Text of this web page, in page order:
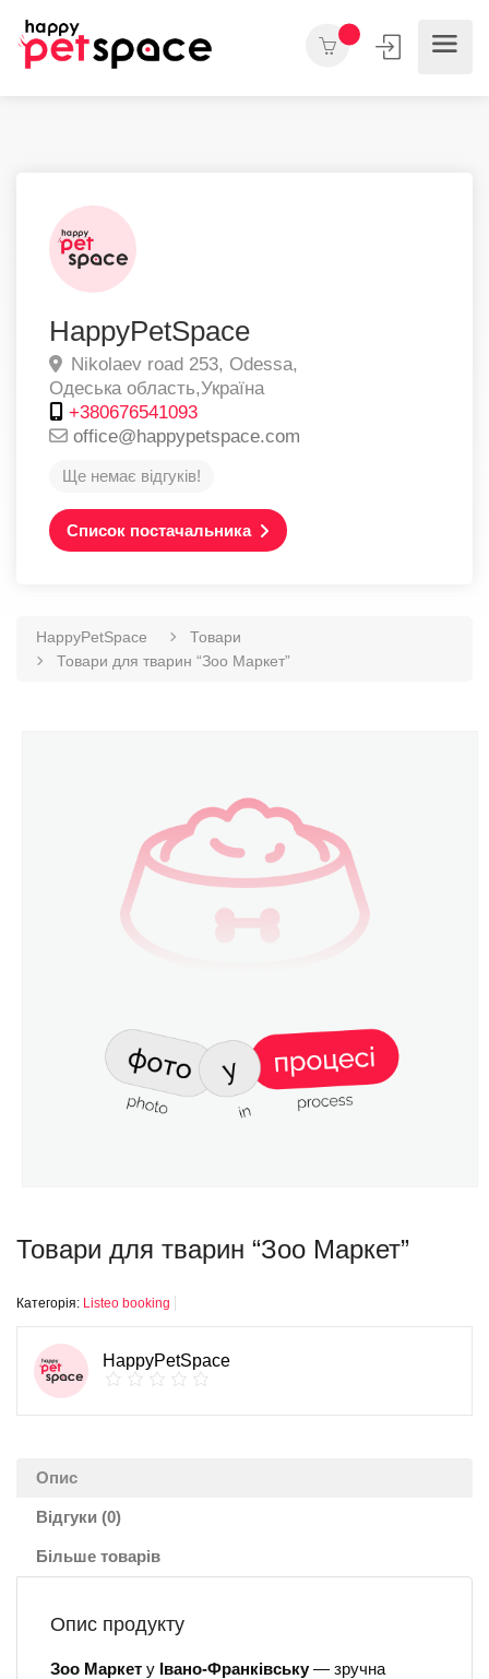
HappyPetSpace
Nikolaev road 253, Odessa,
Одеська область,Україна
+380676541093
office@happypetspace.com
Ще немає відгуків!
Список постачальника
HappyPetSpace
Товари
Товари для тварин “Зоо Маркет”
Товари для тварин “Зоо Маркет”
Категорія: Listeo booking
HappyPetSpace
Опис
Відгуки (0)
Більше товарів
Опис продукту
Зоо Маркет у Івано-Франківську — зручна